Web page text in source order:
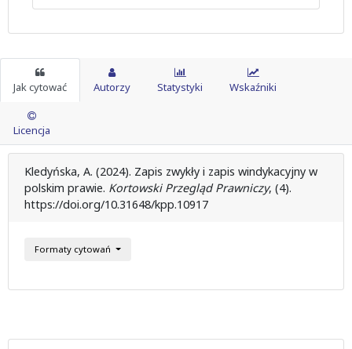
Jak cytować Autorzy Statystyki Wskaźniki
Licencja
Kledyńska, A. (2024). Zapis zwykły i zapis windykacyjny w
polskim prawie. Kortowski Przegląd Prawniczy, (4).
https://doi.org/10.31648/kpp.10917
Formaty cytowań